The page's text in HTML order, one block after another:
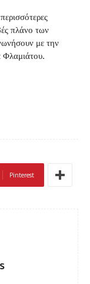
πλάνο των
με την
Φλαμιάτου.
Pinterest